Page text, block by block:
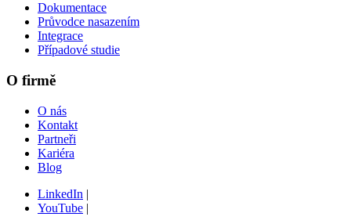
Dokumentace
Průvodce nasazením
Integrace
Případové studie
O firmě
O nás
Kontakt
Partneři
Kariéra
Blog
LinkedIn |
YouTube |